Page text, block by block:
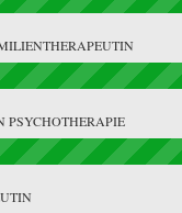
PSYCHOTHERAPIE